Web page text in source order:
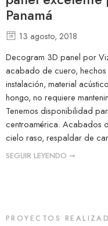
Panamá
13 agosto, 2018
Decogram 3D panel por
acabado de cuero,
instalación, material
hongo, no requiere
Tenemos disponibilidad
centroamérica. Acabados
cielo raso, respaldar de
SEGUIR LEYENDO ➞
PROYECTOS